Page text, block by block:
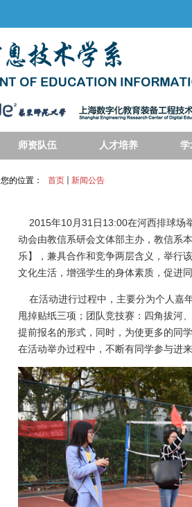
师资队伍 人才培养 学
您的位置： 首页 新闻公告
2015年10月31日13:00在河西排球场
动会由教信系研会文体部主办，教信系
乐】，兼具合作和竞争两层含义，举行
文化生活，增强学生的身体素质 ， 促进
在活动进行过程中，主要分为个人嘉
甩掉贴纸三项； 团队竞技赛：四角拔河
提前报名的形式， 同时，为使更多的同
在活动举办过程中，不断有同学参与进